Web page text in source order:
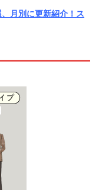
月別に更新紹介！ス